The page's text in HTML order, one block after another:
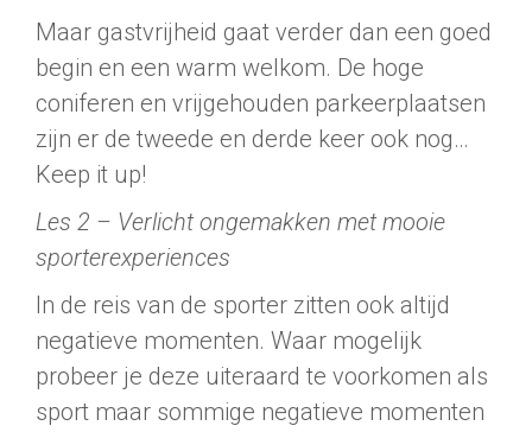
Maar gastvrijheid gaat verder dan een goed
begin en een warm welkom. De hoge
coniferen en vrijgehouden parkeerplaatsen
zijn er de tweede en derde keer ook nog…
Keep it up!
Les 2 – Verlicht ongemakken met mooie
sporterexperiences
In de reis van de sporter zitten ook altijd
negatieve momenten. Waar mogelijk
probeer je deze uiteraard te voorkomen als
sport maar sommige negatieve momenten